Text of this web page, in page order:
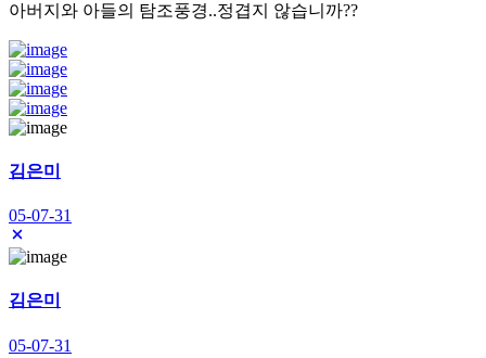
아버지와 아들의 탐조풍경..정겹지 않습니까??
김은미
05-07-31
김은미
05-07-31